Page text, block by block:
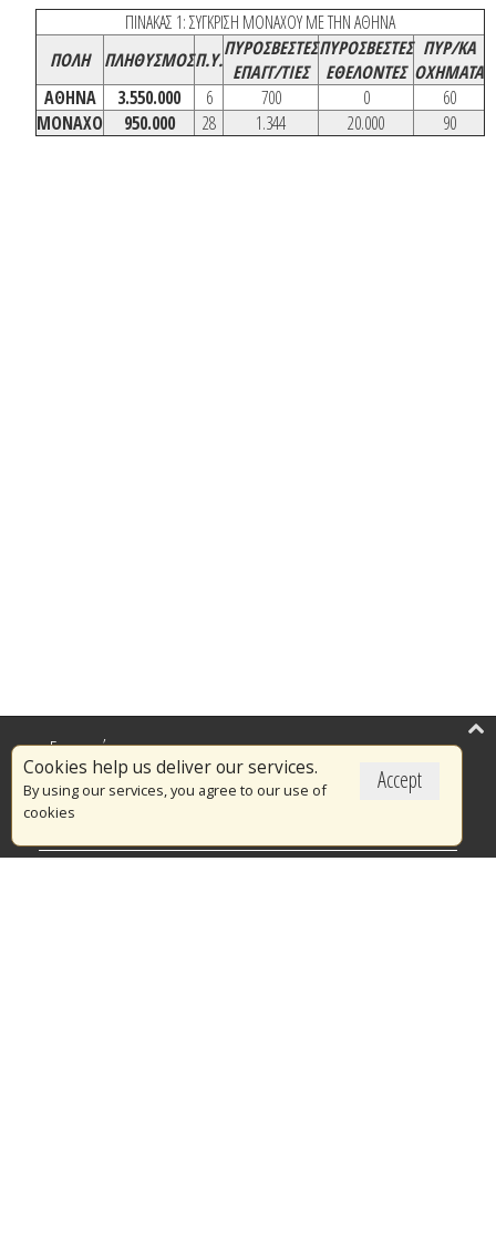
ΠΙΝΑΚΑΣ 1: ΣΥΓΚΡΙΣΗ ΜΟΝΑΧΟΥ ΜΕ ΤΗΝ ΑΘΗΝΑ
ΠΟΛΗ
ΠΛΗΘΥΣΜΟΣΠ.Υ.ΠΥΡΟΣΒΕΣΤΕΣ
ΕΠΑΓΓ/ΤΙΕΣ
ΠΥΡΟΣΒΕΣΤΕΣ
ΕΘΕΛΟΝΤΕΣ
ΠΥΡ/ΚΑ
ΟΧΗΜΑΤΑ
ΑΘΗΝΑ
3.550.000 6 700 0
60
ΜΟΝΑΧΟ
950.000 28 1.344 20.000 90
Accept
Cookies help us deliver our services.
By using our services, you agree to our use of
cookies
Επικαιρότητα
Το Πυροσβεστικό Σώμα